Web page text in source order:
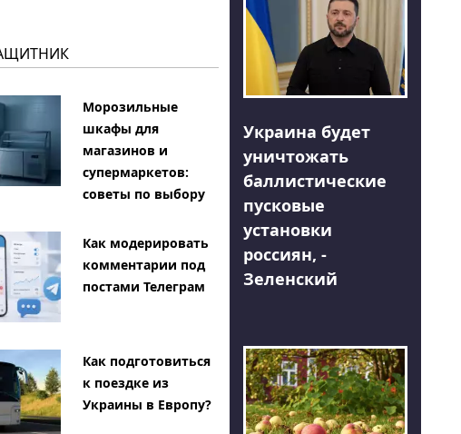
Морозильные
шкафы для
магазинов и
супермаркетов:
советы по выбору
Как модерировать
комментарии под
постами Телеграм
Как подготовиться
к поездке из
Украины в Европу?
Украина будет
уничтожать
баллистические
пусковые
установки
россиян, -
Зеленский